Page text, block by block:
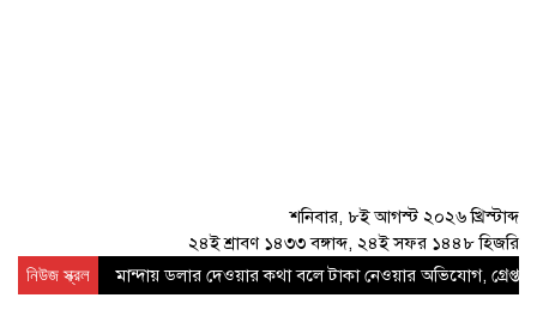
শনিবার, ৮ই আগস্ট ২০২৬ খ্রিস্টাব্দ
২৪ই শ্রাবণ ১৪৩৩ বঙ্গাব্দ, ২৪ই সফর ১৪৪৮ হিজরি
নিউজ স্ক্রল মান্দায় ডলার দেওয়ার কথা বলে টাকা নেওয়ার অভিযোগ,